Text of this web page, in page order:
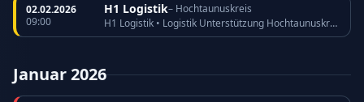
02.02.2026
09:00
H1 Logistik– Hochtaunuskreis
H1 Logistik • Logistik Unterstützung Hochtaunuskreis
Januar 2026